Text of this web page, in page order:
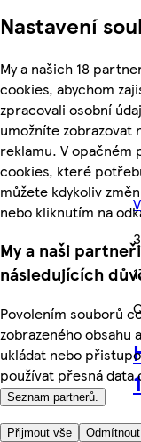
Nastavení
My a našich 18
cookies, abychom
zpracovali osobní
umožníte zobrazovat
reklamu. V opačném
cookies, které
můžete kdykoliv
nebo kliknutím na
My a naši
následujících
Povolením souborů
zobrazeného obsahu
ukládat nebo
používat přesná data
Seznam partnerů.
Přijmout vše